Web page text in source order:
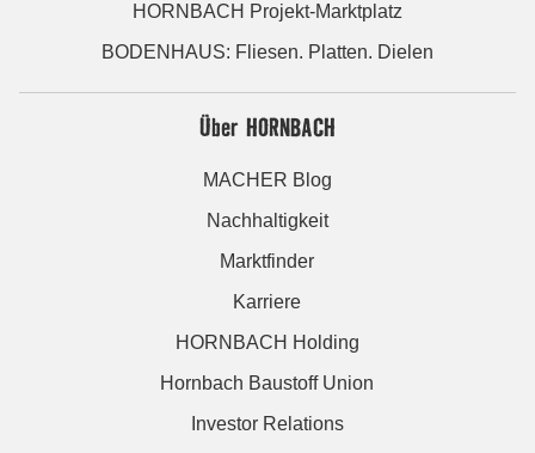
HORNBACH Projekt-Marktplatz
BODENHAUS: Fliesen. Platten. Dielen
Über HORNBACH
MACHER Blog
Nachhaltigkeit
Marktfinder
Karriere
HORNBACH Holding
Hornbach Baustoff Union
Investor Relations